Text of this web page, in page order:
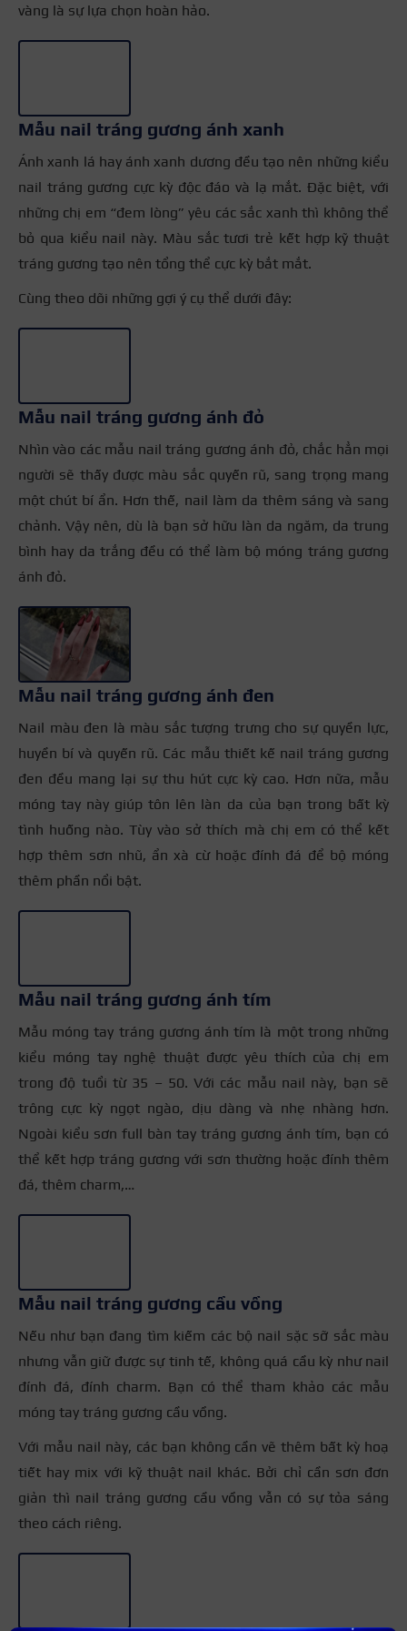
vàng là sự lựa chọn hoàn hảo.
Mẫu nail tráng gương ánh xanh
Ánh xanh lá hay ánh xanh dương đều tạo nên những kiểu
nail tráng gương cực kỳ độc đáo và lạ mắt. Đặc biệt, với
những chị em “đem lòng” yêu các sắc xanh thì không thể
bỏ qua kiểu nail này. Màu sắc tươi trẻ kết hợp kỹ thuật
tráng gương tạo nên tổng thể cực kỳ bắt mắt.
Cùng theo dõi những gợi ý cụ thể dưới đây:
Mẫu nail tráng gương ánh đỏ
Nhìn vào các mẫu nail tráng gương ánh đỏ, chắc hẳn mọi
người sẽ thấy được màu sắc quyến rũ, sang trọng mang
một chút bí ẩn. Hơn thế, nail làm da thêm sáng và sang
chảnh. Vậy nên, dù là bạn sở hữu làn da ngăm, da trung
bình hay da trắng đều có thể làm bộ móng tráng gương
ánh đỏ.
Mẫu nail tráng gương ánh đen
Nail màu đen là màu sắc tượng trưng cho sự quyền lực,
huyền bí và quyến rũ. Các mẫu thiết kế nail tráng gương
đen đều mang lại sự thu hút cực kỳ cao. Hơn nữa, mẫu
móng tay này giúp tôn lên làn da của bạn trong bất kỳ
tình huống nào. Tùy vào sở thích mà chị em có thể kết
hợp thêm sơn nhũ, ẩn xà cừ hoặc đính đá để bộ móng
thêm phần nổi bật.
Mẫu nail tráng gương ánh tím
Mẫu móng tay tráng gương ánh tím là một trong những
kiểu móng tay nghệ thuật được yêu thích của chị em
trong độ tuổi từ 35 – 50. Với các mẫu nail này, bạn sẽ
trông cực kỳ ngọt ngào, dịu dàng và nhẹ nhàng hơn.
Ngoài kiểu sơn full bàn tay tráng gương ánh tím, bạn có
thể kết hợp tráng gương với sơn thường hoặc đính thêm
đá, thêm charm,…
Mẫu nail tráng gương cầu vồng
Nếu như bạn đang tìm kiếm các bộ nail sặc sỡ sắc màu
nhưng vẫn giữ được sự tinh tế, không quá cầu kỳ như nail
đính đá, đính charm. Bạn có thể tham khảo các mẫu
móng tay tráng gương cầu vồng.
Với mẫu nail này, các bạn không cần vẽ thêm bất kỳ hoạ
tiết hay mix với kỹ thuật nail khác. Bởi chỉ cần sơn đơn
giản thì nail tráng gương cầu vồng vẫn có sự tỏa sáng
theo cách riêng.